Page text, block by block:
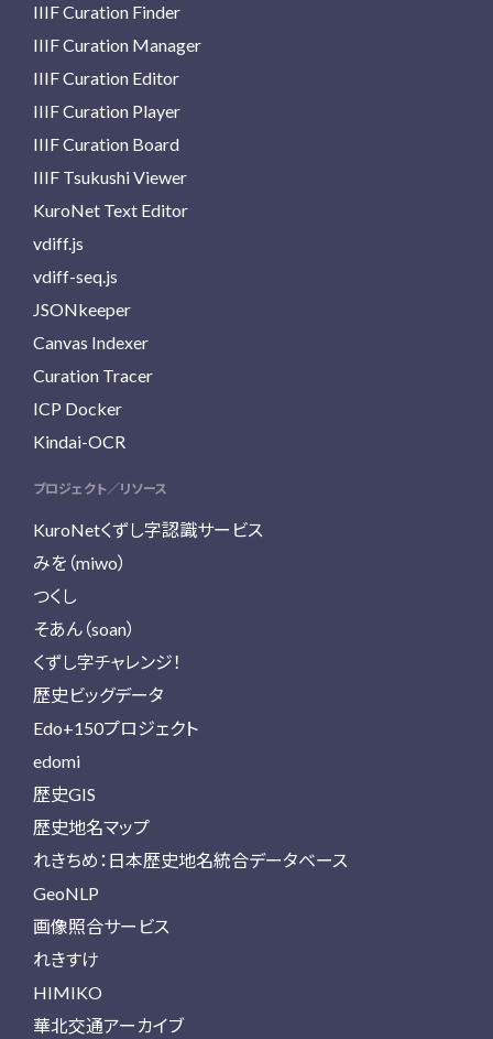
IIIF Curation Finder
IIIF Curation Manager
IIIF Curation Editor
IIIF Curation Player
IIIF Curation Board
IIIF Tsukushi Viewer
KuroNet Text Editor
vdiff.js
vdiff-seq.js
JSONkeeper
Canvas Indexer
Curation Tracer
ICP Docker
Kindai-OCR
プロジェクト／リソース
KuroNetくずし字認識サービス
みを（miwo）
つくし
そあん（soan）
くずし字チャレンジ！
歴史ビッグデータ
Edo+150プロジェクト
edomi
歴史GIS
歴史地名マップ
れきちめ：日本歴史地名統合データベース
GeoNLP
画像照合サービス
れきすけ
HIMIKO
華北交通アーカイブ